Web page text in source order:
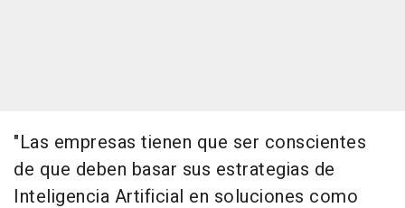
"Las empresas tienen que ser conscientes
de que deben basar sus estrategias de
Inteligencia Artificial en soluciones como